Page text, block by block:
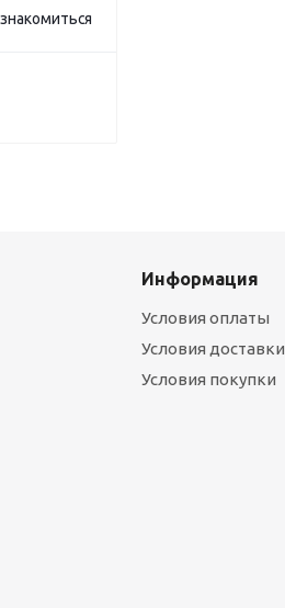
Информация
Условия оплаты
Условия доставки
Условия покупки